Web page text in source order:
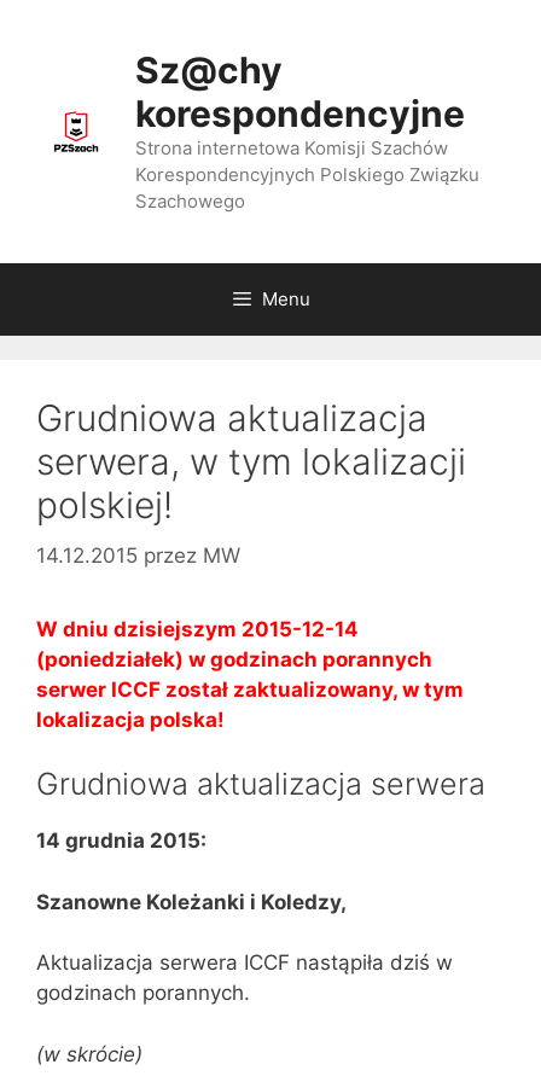
Sz@chy
korespondencyjne
Strona internetowa Komisji Szachów
Korespondencyjnych Polskiego Związku
Szachowego
Menu
Grudniowa aktualizacja
serwera, w tym lokalizacji
polskiej!
14.12.2015 przez MW
W dniu dzisiejszym 2015-12-14
(poniedziałek) w godzinach porannych
serwer ICCF został zaktualizowany, w tym
lokalizacja polska!
Grudniowa aktualizacja serwera
14 grudnia 2015:
Szanowne Koleżanki i Koledzy,
Aktualizacja serwera ICCF nastąpiła dziś w
godzinach porannych.
(w skrócie)